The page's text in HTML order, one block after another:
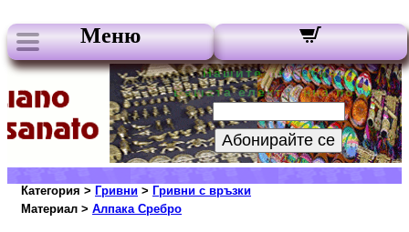
Меню
Нашите бюлетини:
Вашата електронна поща:
Абонирайте се
Категория > Гривни > Гривни с връзки
Материал > Алпака Сребро